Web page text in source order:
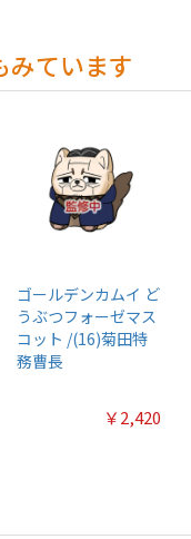
みています
ゴールデンカムイ ど
うぶつフォーゼマス
コット /(16)菊田特
務曹長
￥2,420